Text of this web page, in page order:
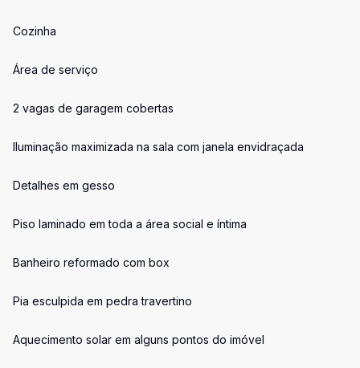
Cozinha
Área de serviço
2 vagas de garagem cobertas
Iluminação maximizada na sala com janela envidraçada
Detalhes em gesso
Piso laminado em toda a área social e íntima
Banheiro reformado com box
Pia esculpida em pedra travertino
Aquecimento solar em alguns pontos do imóvel